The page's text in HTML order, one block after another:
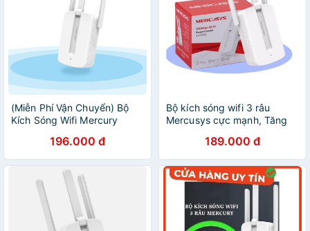
(Miễn Phí Vận Chuyển) Bộ
Kích Sóng Wifi Mercury
MECUSYS - 3 Anten siêu
khỏe
196.000 đ
Bộ kích sóng wifi 3 râu
Mercusys cực mạnh, Tăng
Nối Sóng Wi-Fi
189.000 đ